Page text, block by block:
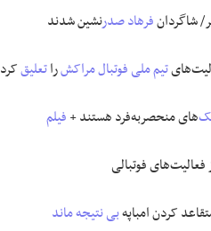
شاگردانفرهادصدرنشین شدند
تیم ملی فوتبال مراکشراتعلیقکرد
‌های منحصربه‌فرد هستند +فیلم
کردن امباپهبی نتیجهماند